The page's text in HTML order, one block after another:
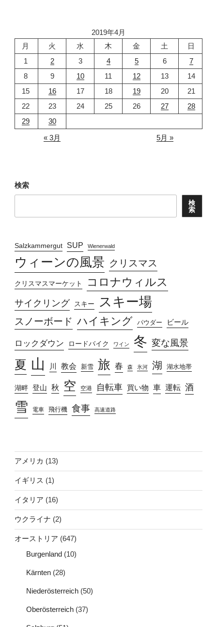
ン
2019年4月
月
火 水 木 金 土
日
1
2 3 4 5 6
7
8
9 10 11 12 13
14
15
16 17 18 19 20
21
22
23 24 25 26 27
28
29
30
« 3月
5月 »
検索
検
索
Salzkammergut SUP Wienerwald
ウィーンの風景 クリスマス
クリスマスマーケット コロナウィルス
サイクリング スキー スキー場
スノーボード ハイキング パウダー ビール
ロックダウン ロードバイク ワイン 冬 変な風景
夏 山 川 教会 新雪 旅 春 森 氷河 湖 湖水地帯
湖畔 登山 秋 空 空港 自転車 買い物 車 運転 酒
雪 電車 飛行機 食事 高速道路
アメリカ (13)
イギリス (1)
イタリア (16)
ウクライナ (2)
オーストリア (647)
Burgenland (10)
Kärnten (28)
Niederösterreich (50)
Oberösterreich (37)